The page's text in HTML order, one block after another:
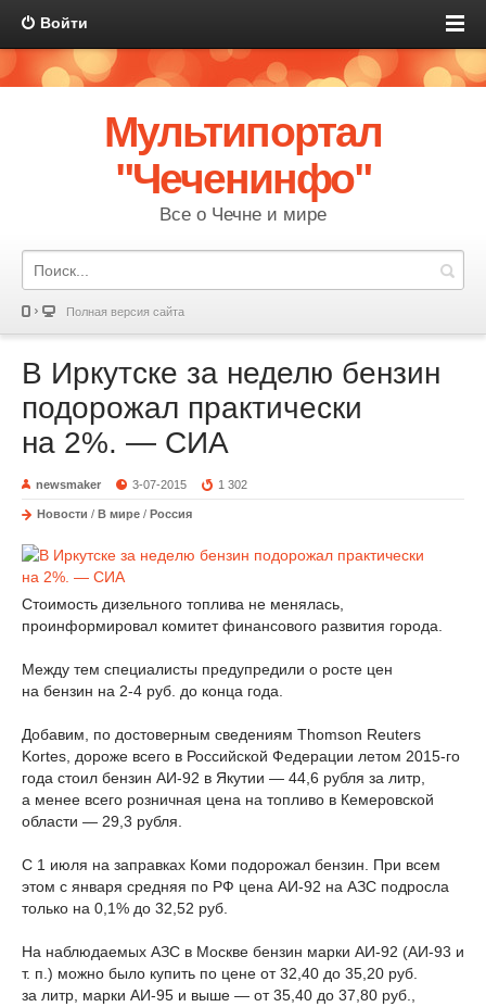
Войти
Мультипортал
"Чеченинфо"
Все о Чечне и мире
Полная версия сайта
В Иркутске за неделю бензин
подорожал практически
на 2%. — СИА
newsmaker 3-07-2015 1 302
Новости / В мире / Россия
Стоимость дизельного топлива не менялась,
проинформировал комитет финансового развития города.
Между тем специалисты предупредили о росте цен
на бензин на 2-4 руб. до конца года.
Добавим, по достоверным сведениям Thomson Reuters
Kortes, дороже всего в Российской Федерации летом 2015-го
года стоил бензин АИ-92 в Якутии — 44,6 рубля за литр,
а менее всего розничная цена на топливо в Кемеровской
области — 29,3 рубля.
С 1 июля на заправках Коми подорожал бензин. При всем
этом с января средняя по РФ цена АИ-92 на АЗС подросла
только на 0,1% до 32,52 руб.
На наблюдаемых АЗС в Москве бензин марки АИ-92 (АИ-93 и
т. п.) можно было купить по цене от 32,40 до 35,20 руб.
за литр, марки АИ-95 и выше — от 35,40 до 37,80 руб.,